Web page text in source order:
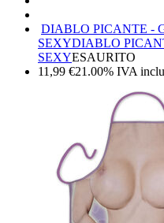
DIABLO PICANTE -
SEXYDIABLO
SEXYESAURITO
11,99 €21.00% IVA